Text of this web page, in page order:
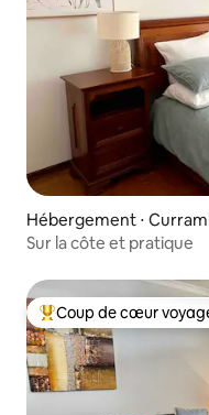
Hébergement ⋅
Sur la côte et pratique
Coups de cœur
Coup de cœur